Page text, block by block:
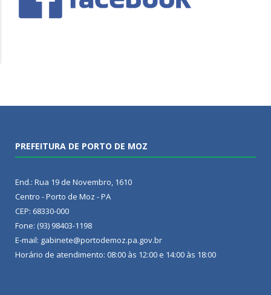
PREFEITURA DE PORTO DE MOZ
End.: Rua 19 de Novembro, 1610
Centro - Porto de Moz - PA
CEP: 68330-000
Fone: (93) 98403-1198
E-mail: gabinete@portodemoz.pa.gov.br
Horário de atendimento: 08:00 às 12:00 e 14:00 às 18:00